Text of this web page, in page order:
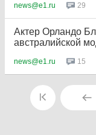
news@e1.ru 29
Актер Орландо
австралийской
news@e1.ru 15